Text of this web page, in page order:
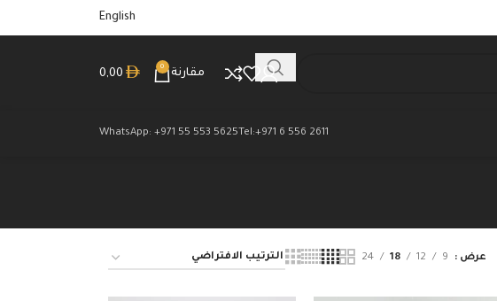
English
مقارنة
0
0,00
Tel:+971 6 556 2611
WhatsApp: +971 55 553 5625
عرض 9
12
18
24